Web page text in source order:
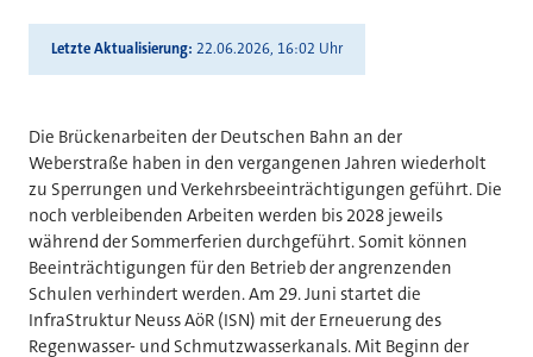
Letzte Aktualisierung 22.06.2026, 16:02 Uhr
Die Brückenarbeiten der Deutschen Bahn an der
Weberstraße haben in den vergangenen Jahren wiederholt
zu Sperrungen und Verkehrsbeeinträchtigungen geführt. Die
noch verbleibenden Arbeiten werden bis 2028 jeweils
während der Sommerferien durchgeführt. Somit können
Beeinträchtigungen für den Betrieb der angrenzenden
Schulen verhindert werden. Am 29. Juni startet die
InfraStruktur Neuss AöR (ISN) mit der Erneuerung des
Regenwasser- und Schmutzwasserkanals. Mit Beginn der